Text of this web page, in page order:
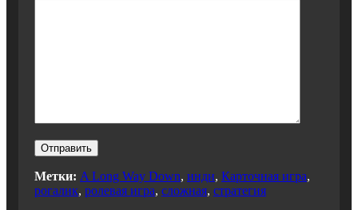
Метки: A Long Way Down, инди, Карточная игра,
рогалик, ролевая игра, сложная, стратегия